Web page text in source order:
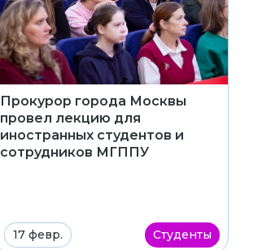
Прокурор города Москвы
провел лекцию для
иностранных студентов и
сотрудников МГППУ
17 февр. Студенты